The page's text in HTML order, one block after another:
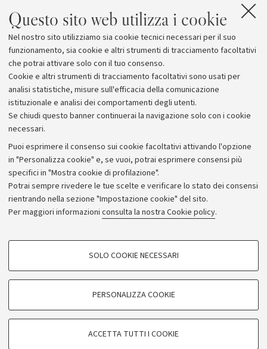
Questo sito web utilizza i cookie
Nel nostro sito utilizziamo sia cookie tecnici necessari per il suo
funzionamento, sia cookie e altri strumenti di tracciamento facoltativi
che potrai attivare solo con il tuo consenso.
Cookie e altri strumenti di tracciamento facoltativi sono usati per
analisi statistiche, misure sull'efficacia della comunicazione
istituzionale e analisi dei comportamenti degli utenti.
Se chiudi questo banner continuerai la navigazione solo con i cookie
necessari.
Puoi esprimere il consenso sui cookie facoltativi attivando l'opzione
in "Personalizza cookie" e, se vuoi, potrai esprimere consensi più
specifici in "Mostra cookie di profilazione".
Potrai sempre rivedere le tue scelte e verificare lo stato dei consensi
rientrando nella sezione "Impostazione cookie" del sito.
Per maggiori informazioni consulta la nostra Cookie policy.
COOKIE DI PROFILAZIONE - FACOLTATIVI
COOKIE TECNICI - NECESSARI
SOLO COOKIE NECESSARI
PERSONALIZZA COOKIE
ACCETTA TUTTI I COOKIE
Archivio
Comunicati stampa
Redazione
Rassegna stampa
© Copyright 2026 - ALMA MATER STUDIORUM - Università di
Bologna - Via Zamboni, 33 - 40126 Bologna - PI: 01131710376 -
CF: 80007010376